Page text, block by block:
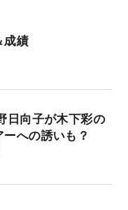
ラーズ選手権」
米国）が
アニカ・ソレン
ている。
アーでは、2024
マスターカー
デル・ソーラ
成績
日向子が木下彩の
への誘いも？